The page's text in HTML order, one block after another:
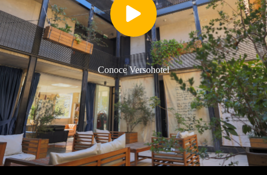
Conoce Versohotel